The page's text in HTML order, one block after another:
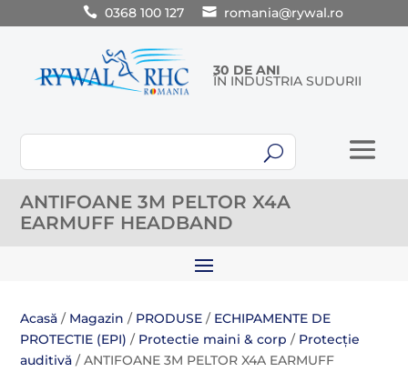
0368 100 127 romania@rywal.ro
30 DE ANI
ÎN INDUSTRIA SUDURII
U
ANTIFOANE 3M PELTOR X4A
EARMUFF HEADBAND
Acasă / Magazin / PRODUSE / ECHIPAMENTE DE
PROTECTIE (EPI) / Protectie maini & corp / Protecție
auditivă / ANTIFOANE 3M PELTOR X4A EARMUFF